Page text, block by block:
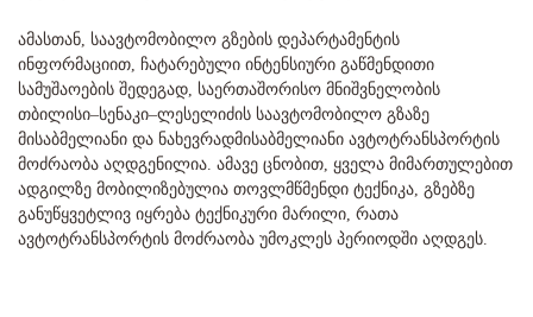
ამასთან, საავტომობილო გზების დეპარტამენტის
ინფორმაციით, ჩატარებული ინტენსიური გაწმენდითი
სამუშაოების შედეგად, საერთაშორისო მნიშვნელობის
თბილისი–სენაკი–ლესელიძის საავტომობილო გზაზე
მისაბმელიანი და ნახევრადმისაბმელიანი ავტოტრანსპორტის
მოძრაობა აღდგენილია. ამავე ცნობით, ყველა მიმართულებით
ადგილზე მობილიზებულია თოვლმწმენდი ტექნიკა, გზებზე
განუწყვეტლივ იყრება ტექნიკური მარილი, რათა
ავტოტრანსპორტის მოძრაობა უმოკლეს პერიოდში აღდგეს.